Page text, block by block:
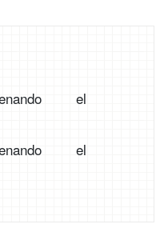
el
el